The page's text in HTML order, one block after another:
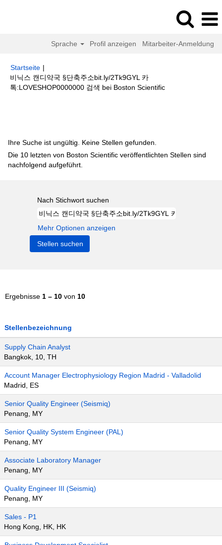
Sprache Profil anzeigen Mitarbeiter-Anmeldung
Startseite |
비닉스 캔디약국 §단축주소bit.ly/2Tk9GYL 카
톡:LOVESHOP0000000 검색 bei Boston Scientific(aktuelle
Ihre Suche ist ungültig. Keine Stellen gefunden.
Die 10 letzten von Boston Scientific veröffentlichten Stellen sind
nachfolgend aufgeführt.
Nach Stichwort suchen
Mehr Optionen anzeigen
Ergebnisse 1 – 10 von 10
Stellenbezeichnung
Supply Chain Analyst
Bangkok, 10, TH
Account Manager Electrophysiology Region Madrid - Valladolid
Madrid, ES
Senior Quality Engineer (Seismiq)
Penang, MY
Senior Quality System Engineer (PAL)
Penang, MY
Associate Laboratory Manager
Penang, MY
Quality Engineer III (Seismiq)
Penang, MY
Sales - P1
Hong Kong, HK, HK